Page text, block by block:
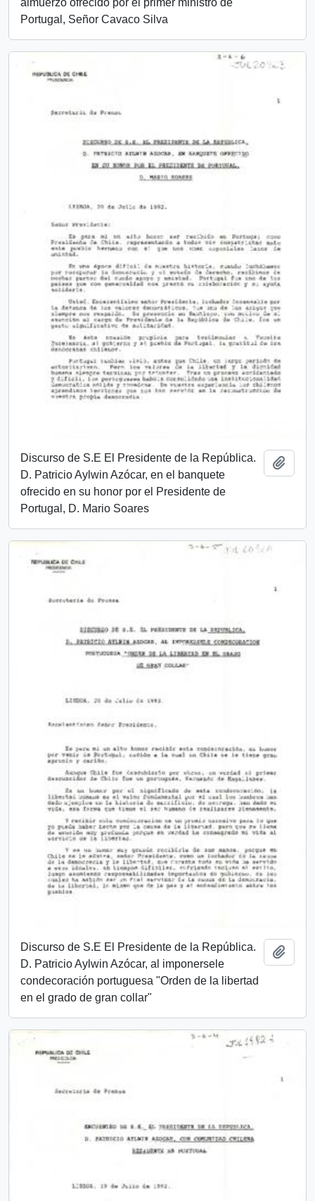
almuerzo ofrecido por el primer ministro de
Portugal, Señor Cavaco Silva
Discurso de S.E El Presidente de la República.
D. Patricio Aylwin Azócar, en el banquete
ofrecido en su honor por el Presidente de
Portugal, D. Mario Soares
Discurso de S.E El Presidente de la República.
D. Patricio Aylwin Azócar, al imponersele
condecoración portuguesa "Orden de la libertad
en el grado de gran collar"